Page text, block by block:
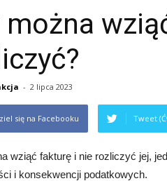
można
- 2 lipca 2023
się na Facebooku Tweet
wziąć fakturę i nie rozliczyć jej,
i konsekwencji podatkowych.